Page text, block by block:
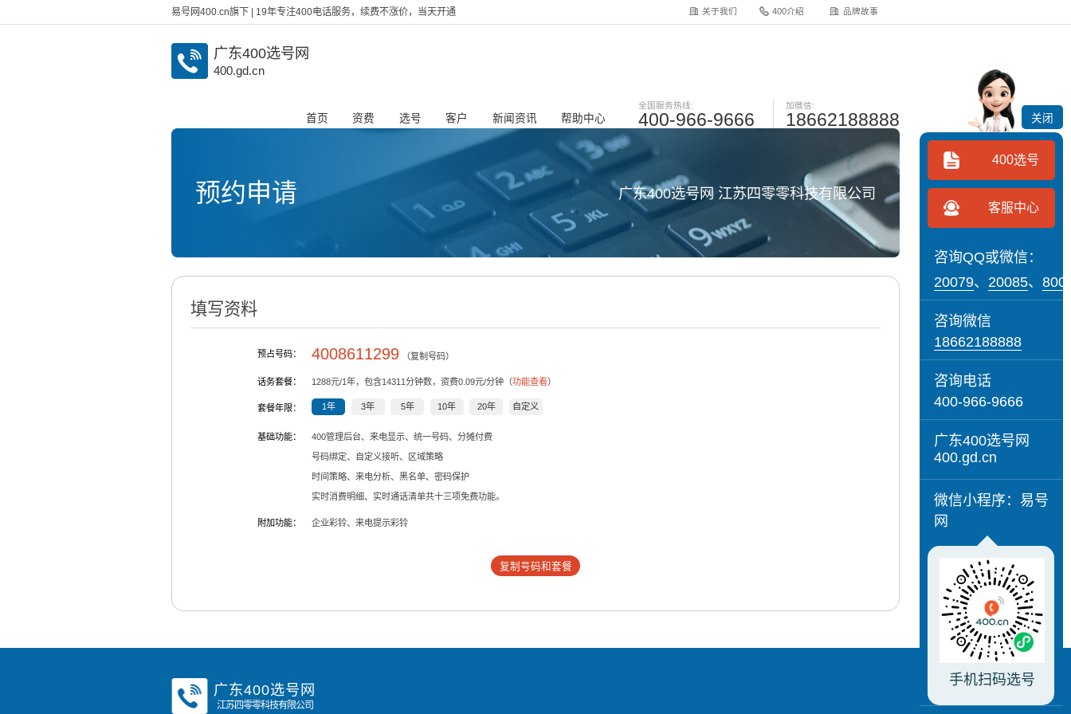
易号网400.cn旗下 | 19年专注400电话服务，续费不涨价，当天开通 关于我们 400介绍 品牌故事
广东400选号网
400.gd.cn
首页 资费 选号 客户 新闻资讯 帮助中心
全国服务热线:
400-966-9666
加微信:
18662188888
预约申请 广东400选号网 江苏四零零科技有限公司
填写资料
预占号码： 4008611299 （复制号码）
话务套餐： 1288元/1 年，包含14311 分钟数，资费0.09元/分钟（功能查看）
套餐年限： 1年 3年 5年 10年 20年 自定义
基础功能： 400管理后台、来电显示、统一号码、分摊付费
号码绑定、自定义接听、区域策略
时间策略、来电分析、黑名单、密码保护
实时消费明细、实时通话清单共十三项免费功能。
附加功能： 企业彩铃、来电提示彩铃
复制号码和套餐
广东400选号网
江苏四零零科技有限公司
关闭
400选号
客服中心
咨询QQ或微信：
20079、 20085、
咨询微信
18662188888
咨询电话
400-966-9666
广东400选号网
400.gd.cn
微信小程序：易号
网
手机扫码选号